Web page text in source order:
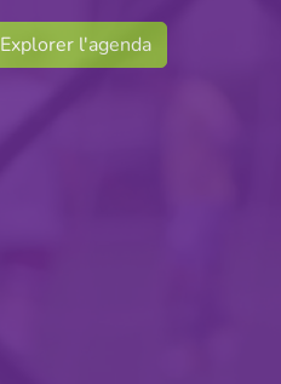
Explorer l'agenda